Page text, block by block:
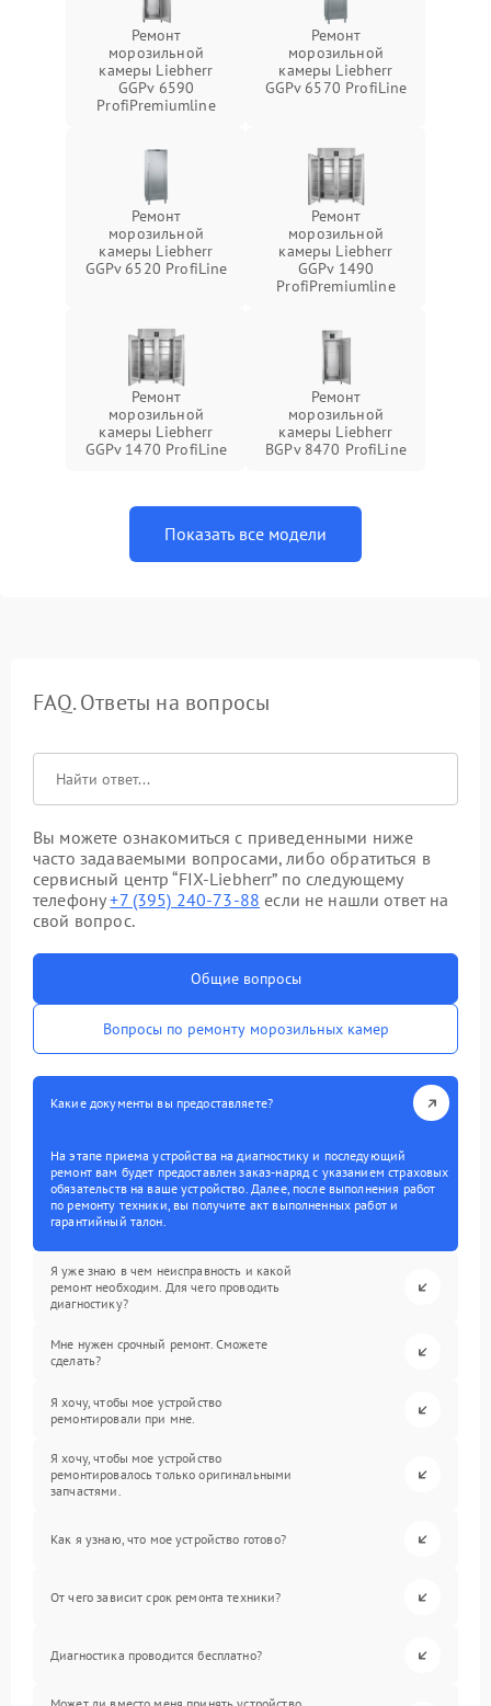
Ремонт
морозильной
камеры Liebherr
GGPv 6590
ProfiPremiumline
Ремонт
морозильной
камеры Liebherr
GGPv 6570 ProfiLine
Ремонт
морозильной
камеры Liebherr
GGPv 6520 ProfiLine
Ремонт
морозильной
камеры Liebherr
GGPv 1490
ProfiPremiumline
Ремонт
морозильной
камеры Liebherr
GGPv 1470 ProfiLine
Ремонт
морозильной
камеры Liebherr
BGPv 8470 ProfiLine
Показать все модели
FAQ. Ответы на вопросы
Вы можете ознакомиться с приведенными ниже
часто задаваемыми вопросами, либо обратиться в
сервисный центр “FIX-Liebherr” по следующему
телефону+7 (395) 240-73-88 если не нашли ответ на
свой вопрос.
Общие вопросы
Вопросы по ремонту морозильных камер
Какие документы вы предоставляете?
На этапе приема устройства на диагностику и последующий
ремонт вам будет предоставлен заказ-наряд с указанием страховых
обязательств на ваше устройство. Далее, после выполнения работ
по ремонту техники, вы получите акт выполненных работ и
гарантийный талон.
Я уже знаю в чем неисправность и какой
ремонт необходим. Для чего проводить
диагностику?
Мне нужен срочный ремонт. Сможете
сделать?
Я хочу, чтобы мое устройство
ремонтировали при мне.
Я хочу, чтобы мое устройство
ремонтировалось только оригинальными
запчастями.
Как я узнаю, что мое устройство готово?
От чего зависит срок ремонта техники?
Диагностика проводится бесплатно?